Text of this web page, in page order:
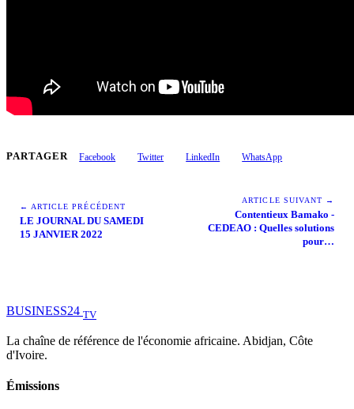
PARTAGER Facebook Twitter LinkedIn WhatsApp
← ARTICLE PRÉCÉDENT
LE JOURNAL DU SAMEDI
15 JANVIER 2022
ARTICLE SUIVANT →
Contentieux Bamako -
CEDEAO : Quelles solutions
pour…
BUSINESS24 TV
La chaîne de référence de l'économie africaine. Abidjan, Côte
d'Ivoire.
Émissions